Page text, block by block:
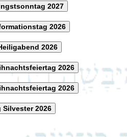
2027
2026
2026
2026
2026
Silvester 2026